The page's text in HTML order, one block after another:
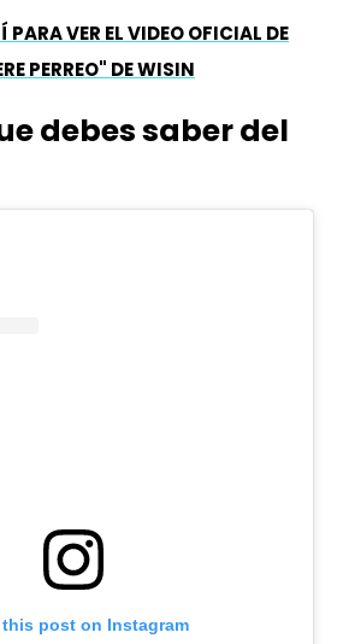
VER EL VIDEO OFICIAL DE
PERREO" DE WISIN
debes saber del
this post on Instagram